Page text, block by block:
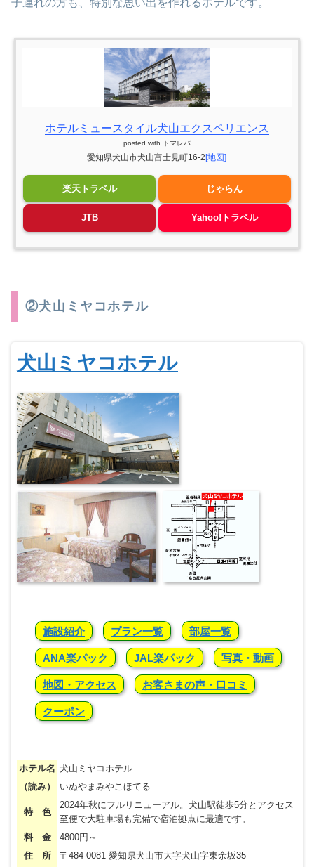
子連れの方も、特別な思い出を作れるホテルです。
ホテルミュースタイル犬山エクスペリエンス
posted with トマレバ
愛知県犬山市犬山富士見町16-2 [地図]
楽天トラベル じゃらん
JTB Yahoo!トラベル
②犬山ミヤコホテル
犬山ミヤコホテル
施設紹介 プラン一覧 部屋一覧
ANA楽パック JAL楽パック 写真・動画
地図・アクセス お客さまの声・口コミ
クーポン
ホテル名 犬山ミヤコホテル
（読み）
いぬやまみやこほてる
特 色
2024年秋にフルリニューアル。犬山駅徒歩5分とアクセス
至便で大駐車場も完備で宿泊拠点に最適です。
料 金
4800円～
住 所
〒484-0081 愛知県犬山市大字犬山字東余坂35